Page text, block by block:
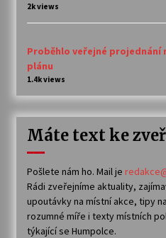
2k views
Proběhlo veřejné projednání
plánu
1.4k views
Máte text ke
Pošlete nám ho. Mail je
Rádi zveřejníme aktuality,
upoutávky na místní akce, tipy
rozumné míře i texty místních
týkající se Humpolce.